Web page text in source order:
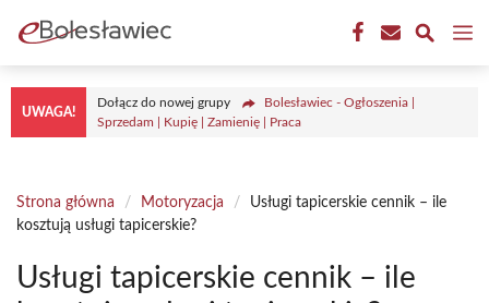
treści
UWAGA!
Dołącz do nowej grupy
Bolesławiec - Ogłoszenia |
Sprzedam | Kupię | Zamienię | Praca
Strona główna / Motoryzacja /
Usługi tapicerskie cennik – ile
kosztują usługi tapicerskie?
Usługi tapicerskie cennik – ile